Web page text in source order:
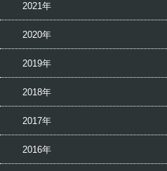
2021年
2020年
2019年
2018年
2017年
2016年